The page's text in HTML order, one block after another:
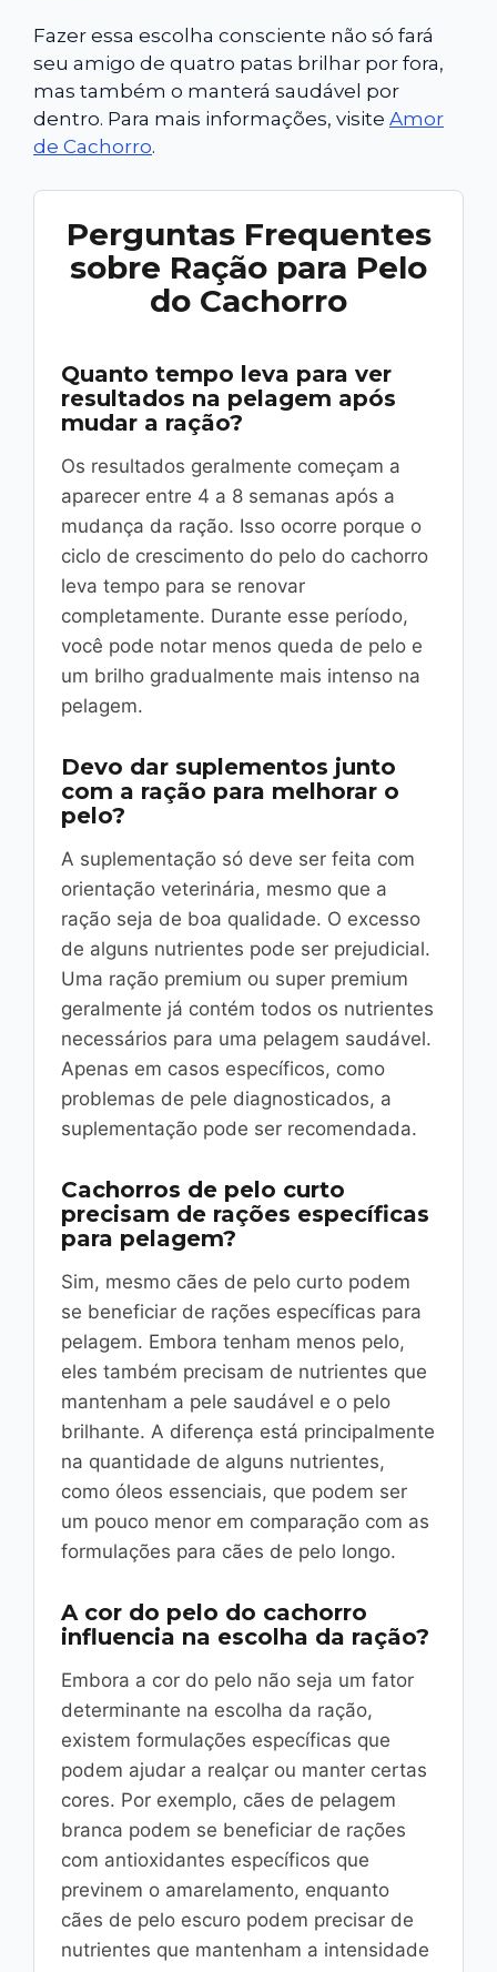
Fazer essa escolha consciente não só fará
seu amigo de quatro patas brilhar por fora,
mas também o manterá saudável por
dentro. Para mais informações, visite Amor
de Cachorro.
Perguntas Frequentes
sobre Ração para Pelo
do Cachorro
Quanto tempo leva para ver
resultados na pelagem após
mudar a ração?
Os resultados geralmente começam a
aparecer entre 4 a 8 semanas após a
mudança da ração. Isso ocorre porque o
ciclo de crescimento do pelo do cachorro
leva tempo para se renovar
completamente. Durante esse período,
você pode notar menos queda de pelo e
um brilho gradualmente mais intenso na
pelagem.
Devo dar suplementos junto
com a ração para melhorar o
pelo?
A suplementação só deve ser feita com
orientação veterinária, mesmo que a
ração seja de boa qualidade. O excesso
de alguns nutrientes pode ser prejudicial.
Uma ração premium ou super premium
geralmente já contém todos os nutrientes
necessários para uma pelagem saudável.
Apenas em casos específicos, como
problemas de pele diagnosticados, a
suplementação pode ser recomendada.
Cachorros de pelo curto
precisam de rações específicas
para pelagem?
Sim, mesmo cães de pelo curto podem
se beneficiar de rações específicas para
pelagem. Embora tenham menos pelo,
eles também precisam de nutrientes que
mantenham a pele saudável e o pelo
brilhante. A diferença está principalmente
na quantidade de alguns nutrientes,
como óleos essenciais, que podem ser
um pouco menor em comparação com as
formulações para cães de pelo longo.
A cor do pelo do cachorro
influencia na escolha da ração?
Embora a cor do pelo não seja um fator
determinante na escolha da ração,
existem formulações específicas que
podem ajudar a realçar ou manter certas
cores. Por exemplo, cães de pelagem
branca podem se beneficiar de rações
com antioxidantes específicos que
previnem o amarelamento, enquanto
cães de pelo escuro podem precisar de
nutrientes que mantenham a intensidade